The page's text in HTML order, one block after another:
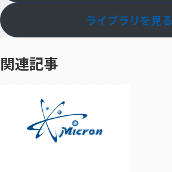
ライブラリを見る
関連記事